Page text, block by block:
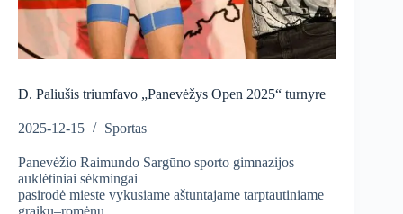
D. Paliušis triumfavo „Panevėžys Open 2025“ turnyre
2025-12-15 Sportas
Panevėžio Raimundo Sargūno sporto gimnazijos
auklėtiniai sėkmingai
pasirodė mieste vykusiame aštuntajame tarptautiniame